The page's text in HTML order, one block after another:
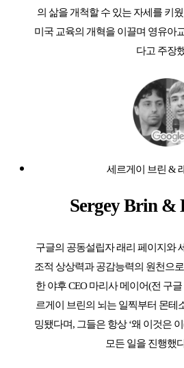
의 삶을 개척할 수 있는 자세를 키
미국 교육의 개혁을 이끌며 영유아
다고 주장
세르게이 브린 &
Sergey Brin &
구글의 공동설립자 래리 페이지와
조적 상상력과 공감능력의 원천으
한 야후 CEO 마리사 메이어(전 구
르게이 브린의 뇌는 일찍부터 몬테
밍됐다며, 그들은 항상 ‘왜 이것은
모든 일을 진행했